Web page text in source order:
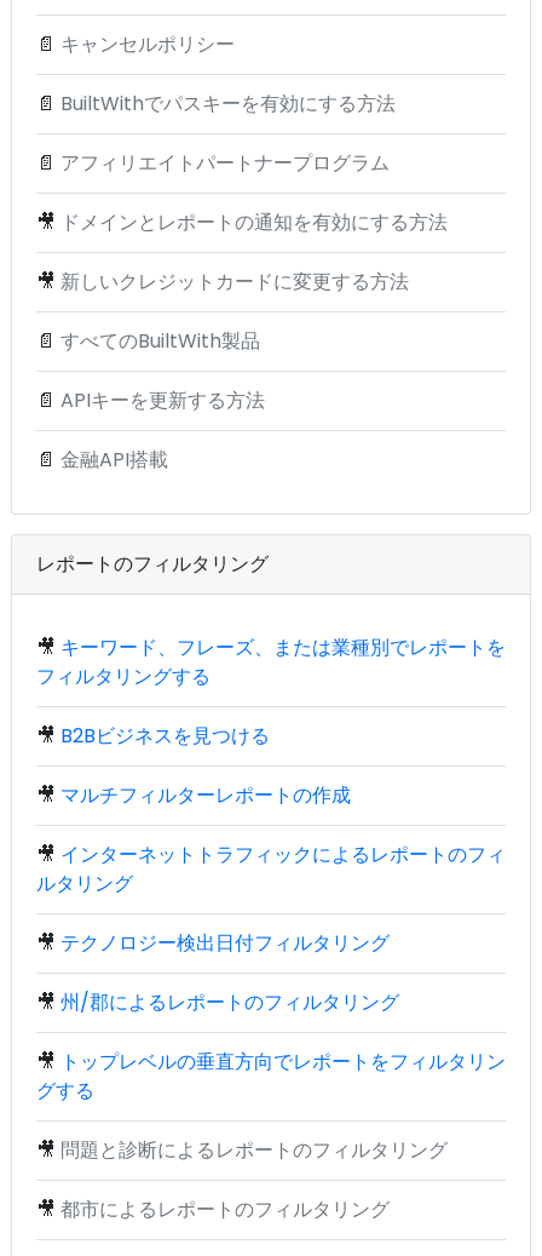
📄 キャンセルポリシー
📄 BuiltWithでパスキーを有効にする方法
📄 アフィリエイトパートナープログラム
🎥 ドメインとレポートの通知を有効にする方法
🎥 新しいクレジットカードに変更する方法
📄 すべてのBuiltWith製品
📄 APIキーを更新する方法
📄 金融API搭載
レポートのフィルタリング
🎥 キーワード、フレーズ、または業種別でレポートを
フィルタリングする
🎥 B2Bビジネスを見つける
🎥 マルチフィルターレポートの作成
🎥 インターネットトラフィックによるレポートのフィ
ルタリング
🎥 テクノロジー検出日付フィルタリング
🎥 州/郡によるレポートのフィルタリング
🎥 トップレベルの垂直方向でレポートをフィルタリン
グする
🎥 問題と診断によるレポートのフィルタリング
🎥 都市によるレポートのフィルタリング